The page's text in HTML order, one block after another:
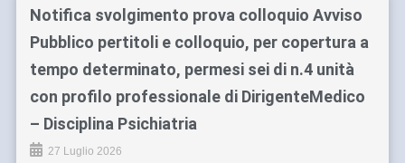
Notifica svolgimento prova colloquio Avviso
Pubblico pertitoli e colloquio, per copertura a
tempo determinato, permesi sei di n.4 unità
con profilo professionale di DirigenteMedico
– Disciplina Psichiatria
27 Luglio 2026